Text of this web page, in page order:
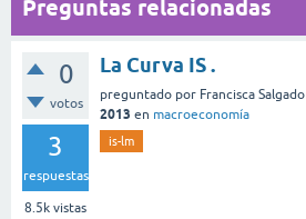
Preguntas relacionadas
0
votos
3
respuestas
8.5k vistas
La Curva IS .
preguntado por Francisca Salgado
2013 en macroeconomía
is-lm